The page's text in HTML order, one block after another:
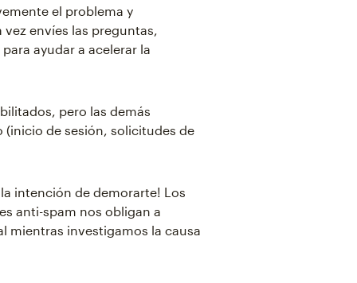
el problema y
envíes las preguntas,
ayudar a acelerar la
pero las demás
de sesión, solicitudes de
intención de demorarte! Los
anti-spam nos obligan a
mientras investigamos la causa